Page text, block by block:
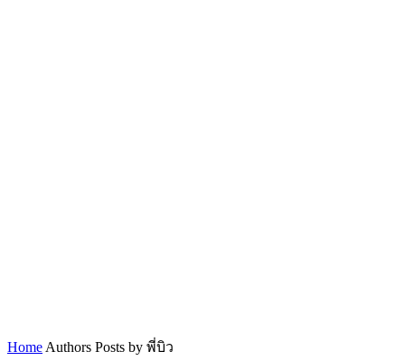
Home Authors Posts by พี่บิว